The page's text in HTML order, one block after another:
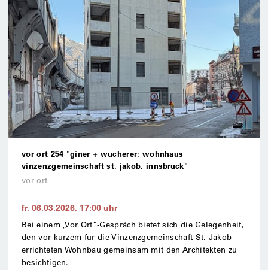
vor ort 254 "giner + wucherer: wohnhaus
vinzenzgemeinschaft st. jakob, innsbruck"
vor ort
fr, 06.03.2026, 17:00 uhr
Bei einem „Vor Ort“-Gespräch bietet sich die Gelegenheit,
den vor kurzem für die Vinzenzgemeinschaft St. Jakob
errichteten Wohnbau gemeinsam mit den Architekten zu
besichtigen.